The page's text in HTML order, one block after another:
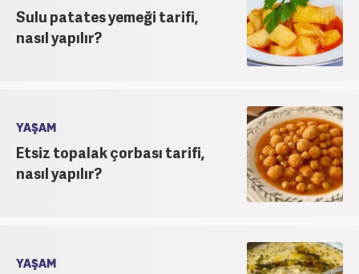
Sulu patates yemeği tarifi,
nasıl yapılır?
YAŞAM
Etsiz topalak çorbası tarifi,
nasıl yapılır?
YAŞAM